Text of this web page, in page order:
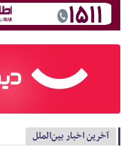
آخرین اخبار بین‌الملل